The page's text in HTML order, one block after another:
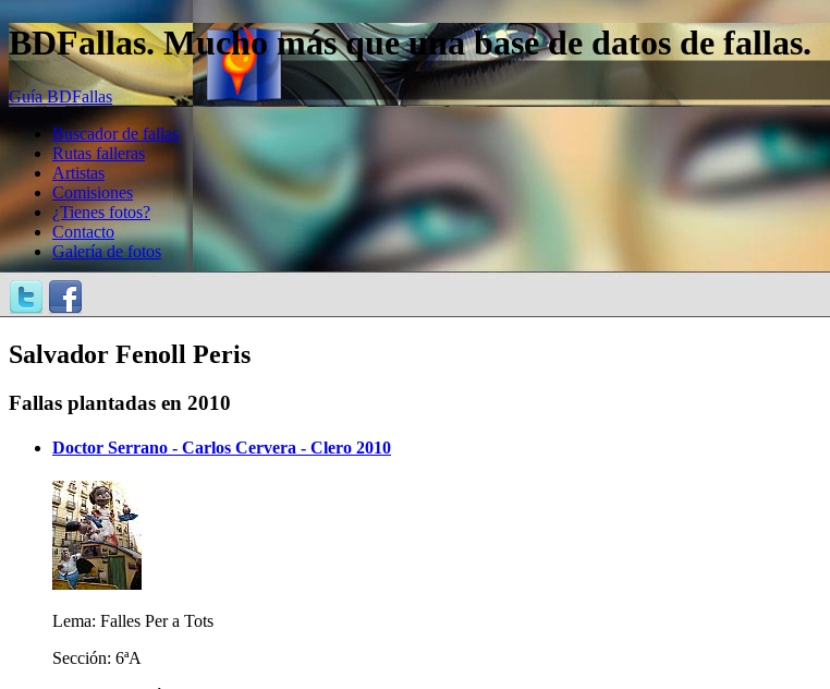
BDFallas. Mucho más que una base de datos de fallas.
Guía BDFallas
Buscador de fallas
Rutas falleras
Artistas
Comisiones
¿Tienes fotos?
Contacto
Galería de fotos
Salvador Fenoll Peris
Fallas plantadas en 2010
Doctor Serrano - Carlos Cervera - Clero 2010
Lema: Falles Per a Tots
Sección: 6ªA